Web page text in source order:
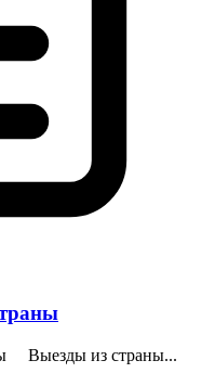
Выезды из страны...